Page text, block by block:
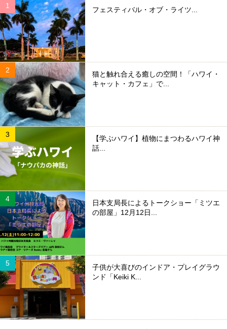
フェスティバル・オブ・ライツ...
猫と触れ合える癒しの空間！「ハワイ・
キャット・カフェ」で...
【学ぶハワイ】植物にまつわるハワイ神
話...
日本支局長によるトークショー「ミツエ
の部屋」12月12日...
子供が大喜びのインドア・プレイグラウ
ンド「Keiki K...